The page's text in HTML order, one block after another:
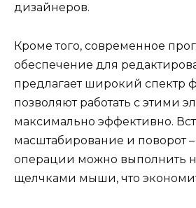
дизайнеров.
Кроме того, современное
обеспечение для
предлагает широкий спектр
позволяют работать с этими
максимально эффективно.
масштабирование и поворот –
операции можно выполнить
щелчками мыши, что